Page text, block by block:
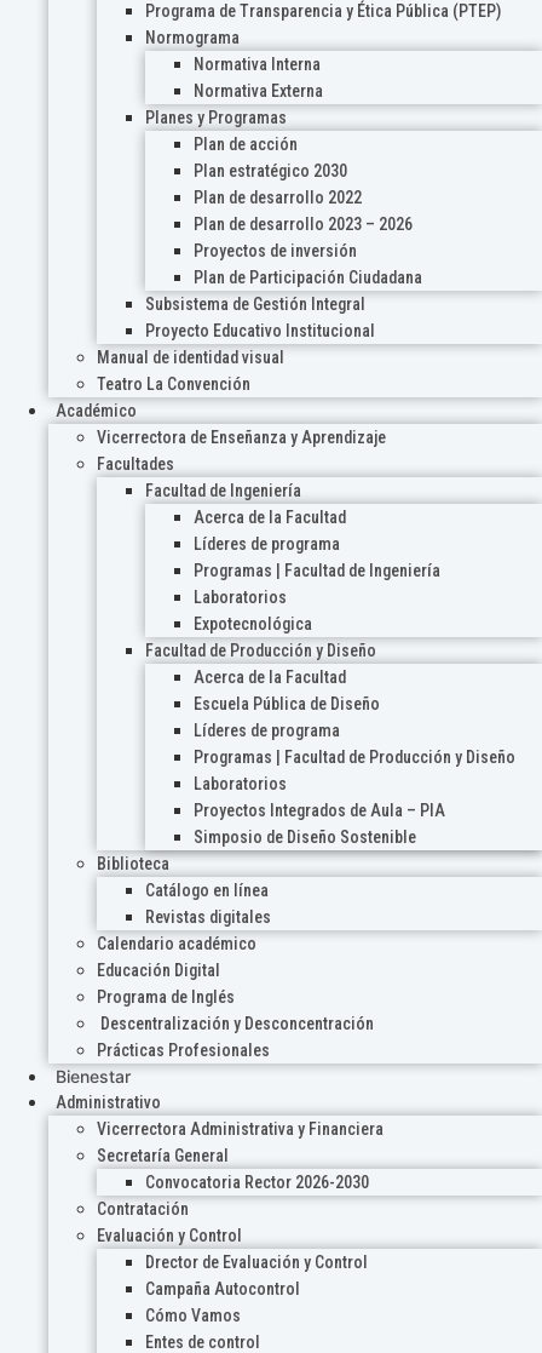
Programa de Transparencia y Ética Pública (PTEP)
Normograma
Normativa Interna
Normativa Externa
Planes y Programas
Plan de acción
Plan estratégico 2030
Plan de desarrollo 2022
Plan de desarrollo 2023 – 2026
Proyectos de inversión
Plan de Participación Ciudadana
Subsistema de Gestión Integral
Proyecto Educativo Institucional
Manual de identidad visual
Teatro La Convención
Académico
Vicerrectora de Enseñanza y Aprendizaje
Facultades
Facultad de Ingeniería
Acerca de la Facultad
Líderes de programa
Programas | Facultad de Ingeniería
Laboratorios
Expotecnológica
Facultad de Producción y Diseño
Acerca de la Facultad
Escuela Pública de Diseño
Líderes de programa
Programas | Facultad de Producción y Diseño
Laboratorios
Proyectos Integrados de Aula – PIA
Simposio de Diseño Sostenible
Biblioteca
Catálogo en línea
Revistas digitales
Calendario académico
Educación Digital
Programa de Inglés
Descentralización y Desconcentración
Prácticas Profesionales
Bienestar
Administrativo
Vicerrectora Administrativa y Financiera
Secretaría General
Convocatoria Rector 2026-2030
Contratación
Evaluación y Control
Drector de Evaluación y Control
Campaña Autocontrol
Cómo Vamos
Entes de control